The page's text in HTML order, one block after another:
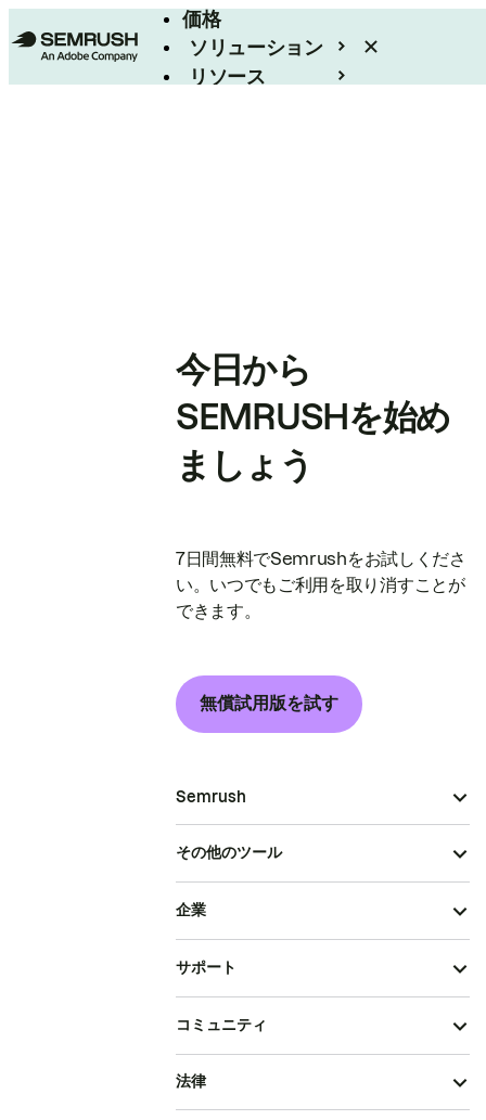
価格
ソリューション
リソース
今日から
SEMRUSHを始め
ましょう
7日間無料でSemrushをお試しくださ
い。いつでもご利用を取り消すことが
できます。
無償試用版を試す
Semrush
その他のツール
企業
サポート
コミュニティ
法律